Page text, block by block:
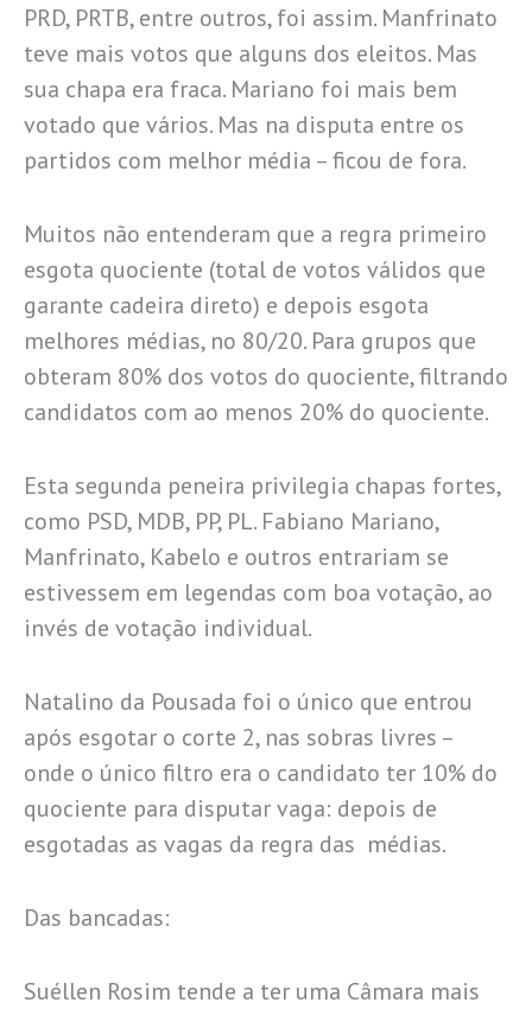
PRD, PRTB, entre outros, foi assim. Manfrinato
teve mais votos que alguns dos eleitos. Mas
sua chapa era fraca. Mariano foi mais bem
votado que vários. Mas na disputa entre os
partidos com melhor média – ficou de fora.
Muitos não entenderam que a regra primeiro
esgota quociente (total de votos válidos que
garante cadeira direto) e depois esgota
melhores médias, no 80/20. Para grupos que
obteram 80% dos votos do quociente, filtrando
candidatos com ao menos 20% do quociente.
Esta segunda peneira privilegia chapas fortes,
como PSD, MDB, PP, PL. Fabiano Mariano,
Manfrinato, Kabelo e outros entrariam se
estivessem em legendas com boa votação, ao
invés de votação individual.
Natalino da Pousada foi o único que entrou
após esgotar o corte 2, nas sobras livres –
onde o único filtro era o candidato ter 10% do
quociente para disputar vaga: depois de
esgotadas as vagas da regra das médias.
Das bancadas:
Suéllen Rosim tende a ter uma Câmara mais